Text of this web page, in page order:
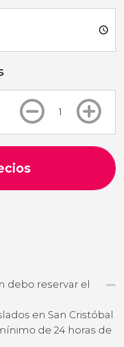
debo reservar el
en San Cristóbal
de 24 horas de